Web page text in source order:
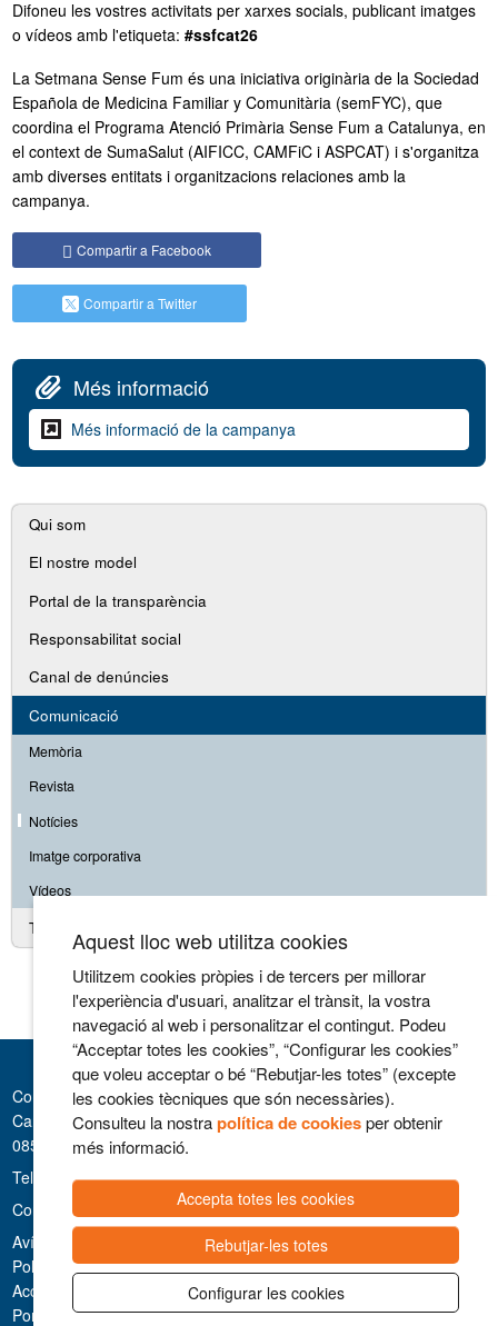
Difoneu les vostres activitats per xarxes socials, publicant imatges
o vídeos amb l'etiqueta: #ssfcat26
La Setmana Sense Fum és una iniciativa originària de la Sociedad
Española de Medicina Familiar y Comunitària (semFYC), que
coordina el Programa Atenció Primària Sense Fum a Catalunya, en
el context de SumaSalut (AIFICC, CAMFiC i ASPCAT) i s'organitza
amb diverses entitats i organitzacions relaciones amb la
campanya.
Compartir a Facebook
Compartir a Twitter
Més informació
Més informació de la campanya
Navegació
secundària
Qui som
El nostre model
Portal de la transparència
Responsabilitat social
Canal de denúncies
Comunicació
Memòria
Revista
Notícies
Imatge corporativa
Vídeos
Treballa amb nosaltres
Consorci Hospitalari de Vic
Carrer Francesc Pla 'El Vigatà', 1
08500 Vic
Telèfon 93 889 11 11
Contacte
Avís legal i Privacitat
Politica de cookies
Accessibilitat
Portal de la Transparència
Aquest lloc web utilitza cookies
Utilitzem cookies pròpies i de tercers per millorar
l'experiència d'usuari, analitzar el trànsit, la vostra
navegació al web i personalitzar el contingut. Podeu
“Acceptar totes les cookies”, “Configurar les cookies”
que voleu acceptar o bé “Rebutjar-les totes” (excepte
les cookies tècniques que són necessàries).
Consulteu la nostrapolítica de cookiesper obtenir
més informació.
Accepta totes les cookies
Rebutjar-les totes
Configurar les cookies